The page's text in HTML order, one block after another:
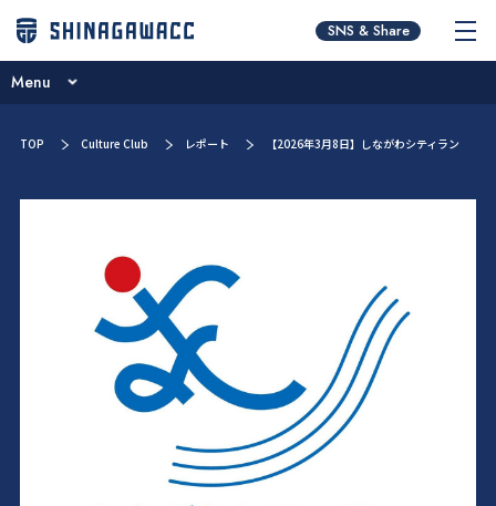
BRIDGES～港南・天王洲・北品川～
SHINAGAWA CLUTURE BASE
スポーツとビジネス
ビジネスアカデミー
レポート
SNS & Share
Menu
ビジネスアカデミー
TOP Culture Club レポート 【2026年3月8日】しながわシティラン